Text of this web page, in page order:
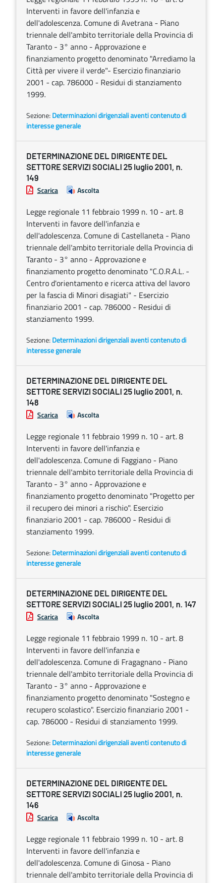
Interventi in favore dell'infanzia e
dell'adolescenza. Comune di Avetrana - Piano
triennale dell'ambito territoriale della Provincia di
Taranto - 3° anno - Approvazione e
finanziamento progetto denominato "Arrediamo la
Città per vivere il verde"- Esercizio finanziario
2001 - cap. 786000 - Residui di stanziamento
1999.
Sezione: Determinazioni dirigenziali aventi contenuto di
interesse generale
DETERMINAZIONE DEL DIRIGENTE DEL
SETTORE SERVIZI SOCIALI 25 luglio 2001, n.
149
Scarica Ascolta
Legge regionale 11 febbraio 1999 n. 10 - art. 8
Interventi in favore dell'infanzia e
dell'adolescenza. Comune di Castellaneta - Piano
triennale dell'ambito territoriale della Provincia di
Taranto - 3° anno - Approvazione e
finanziamento progetto denominato "C.O.R.A.L. -
Centro d'orientamento e ricerca attiva del lavoro
per la fascia di Minori disagiati" - Esercizio
finanziario 2001 - cap. 786000 - Residui di
stanziamento 1999.
Sezione: Determinazioni dirigenziali aventi contenuto di
interesse generale
DETERMINAZIONE DEL DIRIGENTE DEL
SETTORE SERVIZI SOCIALI 25 luglio 2001, n.
148
Scarica Ascolta
Legge regionale 11 febbraio 1999 n. 10 - art. 8
Interventi in favore dell'infanzia e
dell'adolescenza. Comune di Faggiano - Piano
triennale dell'ambito territoriale della Provincia di
Taranto - 3° anno - Approvazione e
finanziamento progetto denominato "Progetto per
il recupero dei minori a rischio". Esercizio
finanziario 2001 - cap. 786000 - Residui di
stanziamento 1999.
Sezione: Determinazioni dirigenziali aventi contenuto di
interesse generale
DETERMINAZIONE DEL DIRIGENTE DEL
SETTORE SERVIZI SOCIALI 25 luglio 2001, n. 147
Scarica Ascolta
Legge regionale 11 febbraio 1999 n. 10 - art. 8
Interventi in favore dell'infanzia e
dell'adolescenza. Comune di Fragagnano - Piano
triennale dell'ambito territoriale della Provincia di
Taranto - 3° anno - Approvazione e
finanziamento progetto denominato "Sostegno e
recupero scolastico". Esercizio finanziario 2001 -
cap. 786000 - Residui di stanziamento 1999.
Sezione: Determinazioni dirigenziali aventi contenuto di
interesse generale
DETERMINAZIONE DEL DIRIGENTE DEL
SETTORE SERVIZI SOCIALI 25 luglio 2001, n.
146
Scarica Ascolta
Legge regionale 11 febbraio 1999 n. 10 - art. 8
Interventi in favore dell'infanzia e
dell'adolescenza. Comune di Ginosa - Piano
triennale dell'ambito territoriale della Provincia di